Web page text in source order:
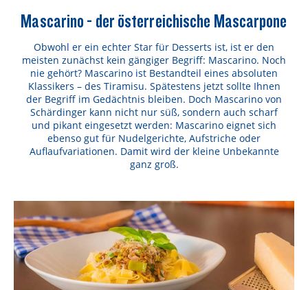
Mascarino - der österreichische Mascarpone
Obwohl er ein echter Star für Desserts ist, ist er den
meisten zunächst kein gängiger Begriff: Mascarino. Noch
nie gehört? Mascarino ist Bestandteil eines absoluten
Klassikers – des Tiramisu. Spätestens jetzt sollte Ihnen
der Begriff im Gedächtnis bleiben. Doch Mascarino von
Schärdinger kann nicht nur süß, sondern auch scharf
und pikant eingesetzt werden: Mascarino eignet sich
ebenso gut für Nudelgerichte, Aufstriche oder
Auflaufvariationen. Damit wird der kleine Unbekannte
ganz groß.